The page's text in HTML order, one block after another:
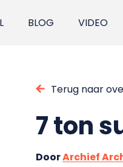
BLOG VIDEO
Terug naar
7 ton
DoorArchief